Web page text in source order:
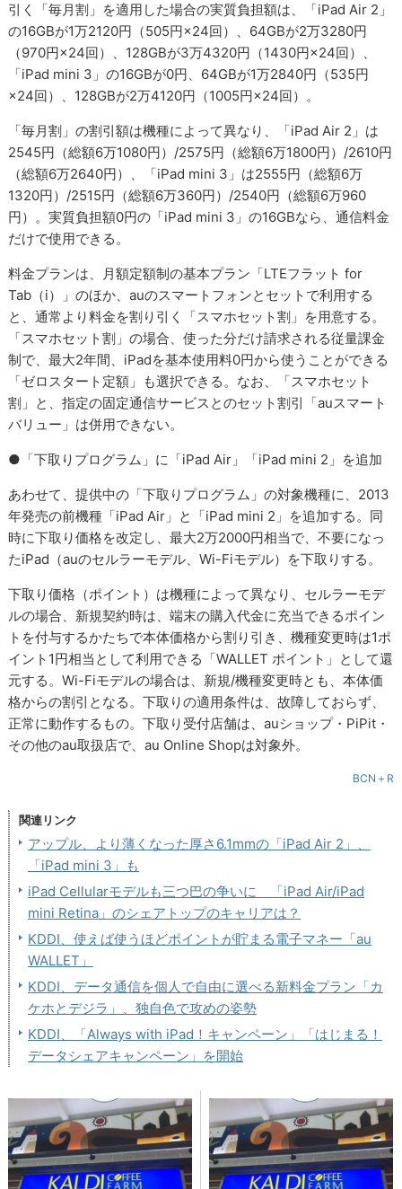
引く「毎月割」を適用した場合の実質負担額は、「iPad Air 2」
の16GBが1万2120円（505円×24回）、64GBが2万3280円
（970円×24回）、128GBが3万4320円（1430円×24回）、
「iPad mini 3」の16GBが0円、64GBが1万2840円（535円
×24回）、128GBが2万4120円（1005円×24回）。
「毎月割」の割引額は機種によって異なり、「iPad Air 2」は
2545円（総額6万1080円）/2575円（総額6万1800円）/2610円
（総額6万2640円）、「iPad mini 3」は2555円（総額6万
1320円）/2515円（総額6万360円）/2540円（総額6万960
円）。実質負担額0円の「iPad mini 3」の16GBなら、通信料金
だけで使用できる。
料金プランは、月額定額制の基本プラン「LTEフラット for
Tab（i）」のほか、auのスマートフォンとセットで利用する
と、通常より料金を割り引く「スマホセット割」を用意する。
「スマホセット割」の場合、使った分だけ請求される従量課金
制で、最大2年間、iPadを基本使用料0円から使うことができる
「ゼロスタート定額」も選択できる。なお、「スマホセット
割」と、指定の固定通信サービスとのセット割引「auスマート
バリュー」は併用できない。
●「下取りプログラム」に「iPad Air」「iPad mini 2」を追加
あわせて、提供中の「下取りプログラム」の対象機種に、2013
年発売の前機種「iPad Air」と「iPad mini 2」を追加する。同
時に下取り価格を改定し、最大2万2000円相当で、不要になっ
たiPad（auのセルラーモデル、Wi-Fiモデル）を下取りする。
下取り価格（ポイント）は機種によって異なり、セルラーモデ
ルの場合、新規契約時は、端末の購入代金に充当できるポイン
トを付与するかたちで本体価格から割り引き、機種変更時は1ポ
イント1円相当として利用できる「WALLET ポイント」として還
元する。Wi-Fiモデルの場合は、新規/機種変更時とも、本体価
格からの割引となる。下取りの適用条件は、故障しておらず、
正常に動作するもの。下取り受付店舗は、auショップ・PiPit・
その他のau取扱店で、au Online Shopは対象外。
BCN＋R
関連リンク
アップル、より薄くなった厚さ6.1mmの「iPad Air 2」、
「iPad mini 3」も
iPad Cellularモデルも三つ巴の争いに 「iPad Air/iPad
mini Retina」のシェアトップのキャリアは？
KDDI、使えば使うほどポイントが貯まる電子マネー「au
WALLET」
KDDI、データ通信を個人で自由に選べる新料金プラン「カ
ケホとデジラ」、独自色で攻めの姿勢
KDDI、「Always with iPad！キャンペーン」「はじまる！
データシェアキャンペーン」を開始